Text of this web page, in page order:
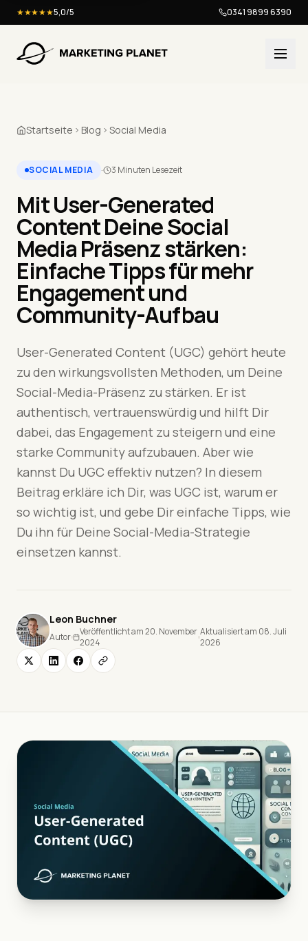
★★★★★5,0/5 0341 9899 6390
Startseite Blog Social Media
SOCIAL MEDIA · 3 Minuten Lesezeit
Mit User-Generated
Content Deine Social
Media Präsenz stärken:
Einfache Tipps für mehr
Engagement und
Community-Aufbau
User-Generated Content (UGC) gehört heute
zu den wirkungsvollsten Methoden, um Deine
Social-Media-Präsenz zu stärken. Er ist
authentisch, vertrauenswürdig und hilft Dir
dabei, das Engagement zu steigern und eine
starke Community aufzubauen. Aber wie
kannst Du UGC effektiv nutzen? In diesem
Beitrag erkläre ich Dir, was UGC ist, warum er
so wichtig ist, und gebe Dir einfache Tipps, wie
Du ihn für Deine Social-Media-Strategie
einsetzen kannst.
Leon Buchner
Autor
Veröffentlicht am 20. November
2024
Aktualisiert am 08. Juli
2026